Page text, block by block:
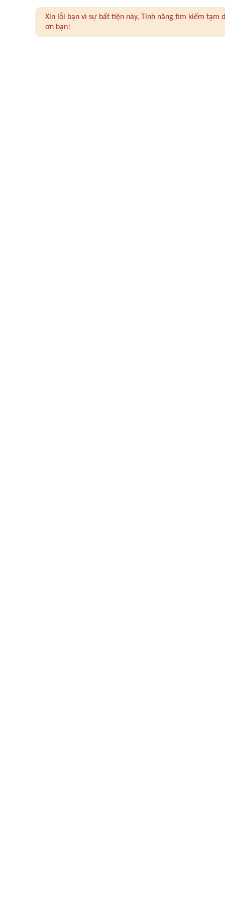
Xin lỗi bạn vì sự bất tiện này, Tính năng tìm kiếm
ơn bạn!